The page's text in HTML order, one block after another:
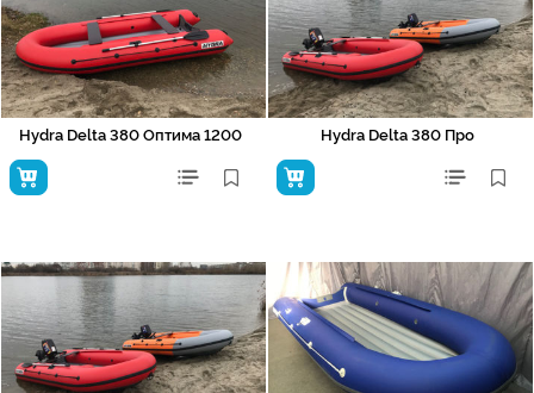
Hydra Delta 380 Оптима 1200 Hydra Delta 380 Про